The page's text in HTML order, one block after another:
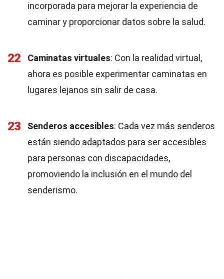
incorporada para mejorar la experiencia de
caminar y proporcionar datos sobre la salud.
22 Caminatas virtuales: Con la realidad virtual,
ahora es posible experimentar caminatas en
lugares lejanos sin salir de casa.
23 Senderos accesibles: Cada vez más senderos
están siendo adaptados para ser accesibles
para personas con discapacidades,
promoviendo la inclusión en el mundo del
senderismo.